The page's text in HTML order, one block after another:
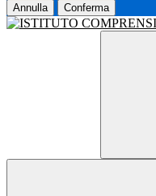
Annulla Conferma